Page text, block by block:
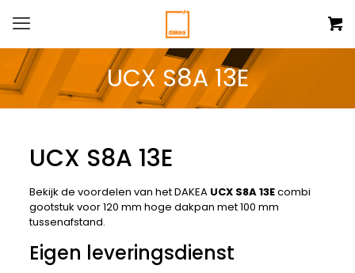
UCX S8A 13E
UCX S8A 13E
Bekijk de voordelen van het DAKEA UCX S8A 13Ecombi
gootstuk voor 120 mm hoge dakpan met 100 mm
tussenafstand.
Eigen leveringsdienst